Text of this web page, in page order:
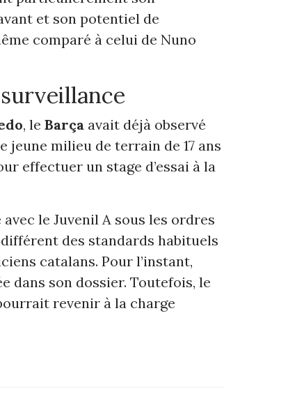
et son potentiel de
comparé à celui de Nuno
, le Barça avait déjà observé
jeune milieu de terrain de 17 ans
effectuer un stage d’essai à la
avec le Juvenil A sous les ordres
des standards habituels
catalans. Pour l’instant,
dans son dossier. Toutefois, le
revenir à la charge